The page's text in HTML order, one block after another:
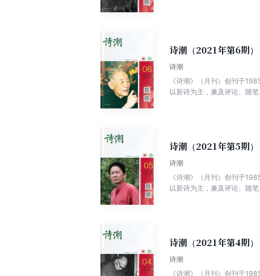
诗潮（2021年第6期）
诗潮
《诗潮》（月刊）创刊于
以新诗为主，兼及评论、随
诗潮（2021年第5期）
诗潮
《诗潮》（月刊）创刊于
以新诗为主，兼及评论、随
诗潮（2021年第4期）
诗潮
《诗潮》（月刊）创刊于